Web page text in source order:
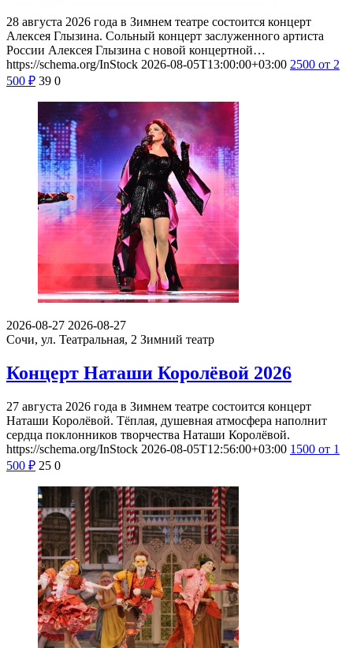
28 августа 2026 года в Зимнем театре состоится концерт
Алексея Глызина. Сольный концерт заслуженного артиста
России Алексея Глызина с новой концертной…
https://schema.org/InStock 2026-08-05T13:00:00+03:00 2500 от 2
500 ₽ 39 0
2026-08-27 2026-08-27
Сочи, ул. Театральная, 2 Зимний театр
Концерт Наташи Королёвой 2026
27 августа 2026 года в Зимнем театре состоится концерт
Наташи Королёвой. Тёплая, душевная атмосфера наполнит
сердца поклонников творчества Наташи Королёвой.
https://schema.org/InStock 2026-08-05T12:56:00+03:00 1500 от 1
500 ₽ 25 0